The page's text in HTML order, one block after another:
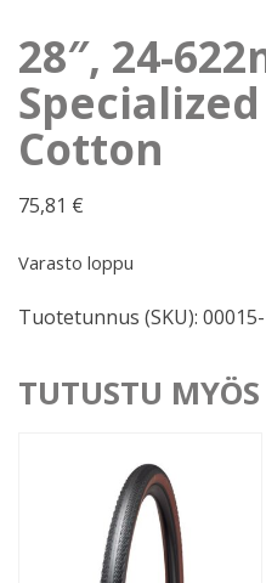
28″, 24-
Cotton
75,81 €
Varasto loppu
Tuotetunnus (SKU):
TUTUSTU MYÖS